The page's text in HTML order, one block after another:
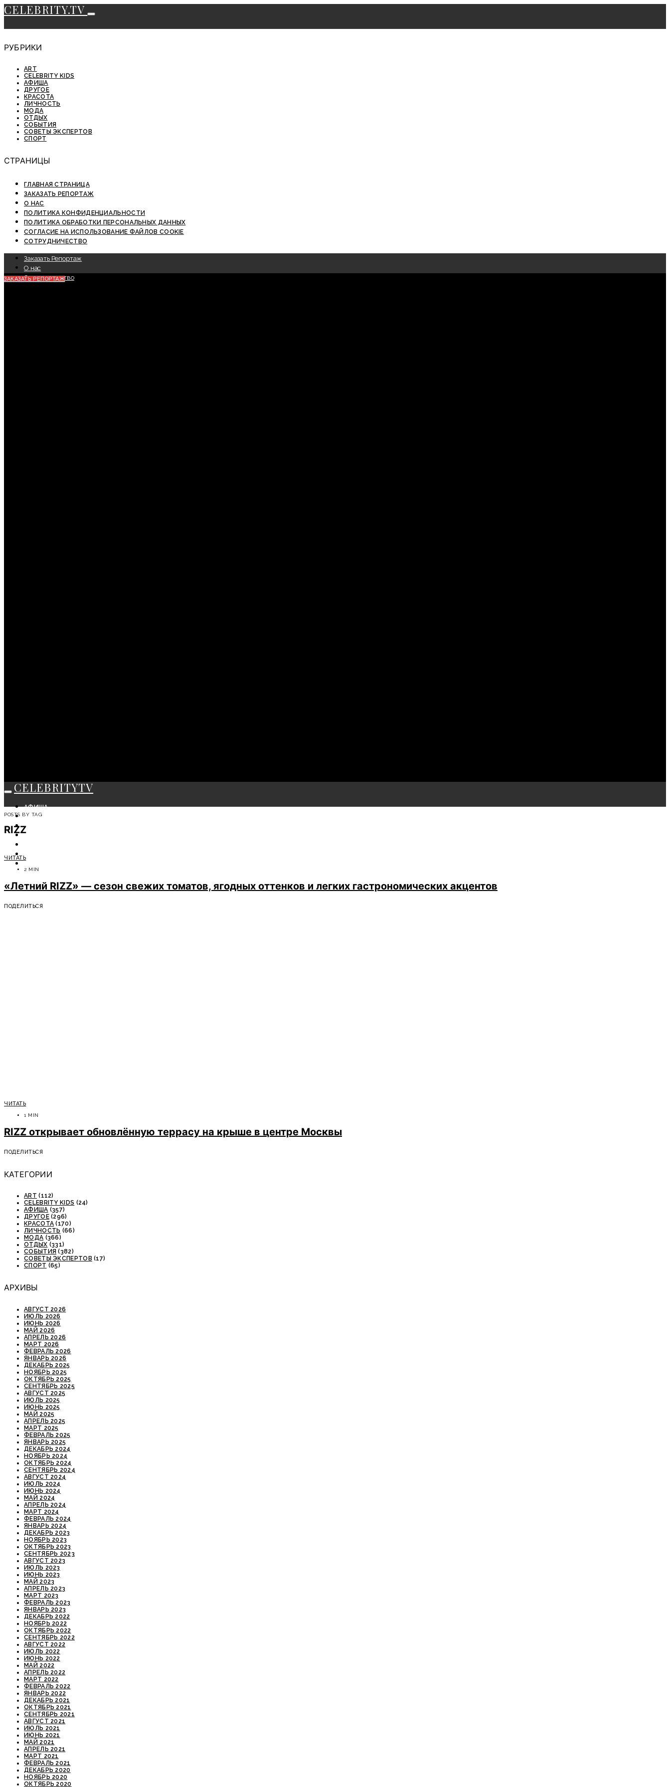
CELEBRITY.TV
РУБРИКИ
ART
CELEBRITY KIDS
АФИША
ДРУГОЕ
КРАСОТА
ЛИЧНОСТЬ
МОДА
ОТДЫХ
СОБЫТИЯ
СОВЕТЫ ЭКСПЕРТОВ
СПОРТ
СТРАНИЦЫ
ГЛАВНАЯ СТРАНИЦА
ЗАКАЗАТЬ РЕПОРТАЖ
О НАС
ПОЛИТИКА КОНФИДЕНЦИАЛЬНОСТИ
ПОЛИТИКА ОБРАБОТКИ ПЕРСОНАЛЬНЫХ ДАННЫХ
СОГЛАСИЕ НА ИСПОЛЬЗОВАНИЕ ФАЙЛОВ COOKIE
СОТРУДНИЧЕСТВО
Заказать Репортаж
О нас
Сотрудничество
ЗАКАЗАТЬ РЕПОРТАЖ
CELEBRITYTV
АФИША
СОБЫТИЯ
КРАСОТА
МОДА
POSTS BY TAG
RIZZ
ЧИТАТЬ
2 MIN
«Летний RIZZ» — сезон свежих томатов, ягодных оттенков и легких гастрономических акцентов
ПОДЕЛИТЬСЯ
ЧИТАТЬ
1 MIN
RIZZ открывает обновлённую террасу на крыше в центре Москвы
ПОДЕЛИТЬСЯ
КАТЕГОРИИ
ART (112)
CELEBRITY KIDS (24)
АФИША (357)
ДРУГОЕ(296)
КРАСОТА (170)
ЛИЧНОСТЬ (66)
МОДА (366)
ОТДЫХ (331)
СОБЫТИЯ (382)
СОВЕТЫ ЭКСПЕРТОВ (17)
СПОРТ (65)
АРХИВЫ
АВГУСТ 2026
ИЮЛЬ 2026
ИЮНЬ 2026
МАЙ 2026
АПРЕЛЬ 2026
МАРТ 2026
ФЕВРАЛЬ 2026
ЯНВАРЬ 2026
ДЕКАБРЬ 2025
НОЯБРЬ 2025
ОКТЯБРЬ 2025
СЕНТЯБРЬ 2025
АВГУСТ 2025
ИЮЛЬ 2025
ИЮНЬ 2025
МАЙ 2025
АПРЕЛЬ 2025
МАРТ 2025
ФЕВРАЛЬ 2025
ЯНВАРЬ 2025
ДЕКАБРЬ 2024
НОЯБРЬ 2024
ОКТЯБРЬ 2024
СЕНТЯБРЬ 2024
АВГУСТ 2024
ИЮЛЬ 2024
ИЮНЬ 2024
МАЙ 2024
АПРЕЛЬ 2024
МАРТ 2024
ФЕВРАЛЬ 2024
ЯНВАРЬ 2024
ДЕКАБРЬ 2023
НОЯБРЬ 2023
ОКТЯБРЬ 2023
СЕНТЯБРЬ 2023
АВГУСТ 2023
ИЮЛЬ 2023
ИЮНЬ 2023
МАЙ 2023
АПРЕЛЬ 2023
МАРТ 2023
ФЕВРАЛЬ 2023
ЯНВАРЬ 2023
ДЕКАБРЬ 2022
НОЯБРЬ 2022
ОКТЯБРЬ 2022
СЕНТЯБРЬ 2022
АВГУСТ 2022
ИЮЛЬ 2022
ИЮНЬ 2022
МАЙ 2022
АПРЕЛЬ 2022
МАРТ 2022
ФЕВРАЛЬ 2022
ЯНВАРЬ 2022
ДЕКАБРЬ 2021
ОКТЯБРЬ 2021
СЕНТЯБРЬ 2021
АВГУСТ 2021
ИЮЛЬ 2021
ИЮНЬ 2021
МАЙ 2021
АПРЕЛЬ 2021
МАРТ 2021
ФЕВРАЛЬ 2021
ДЕКАБРЬ 2020
НОЯБРЬ 2020
ОКТЯБРЬ 2020